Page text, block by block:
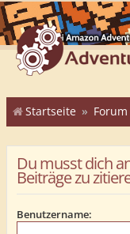
Startseite Forum
Du musst dich
Beiträge zu
Benutzername: